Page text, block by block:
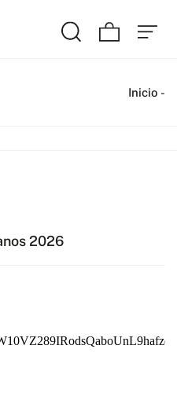
Inicio -
2026